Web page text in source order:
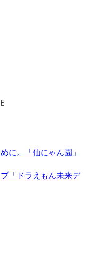
に。「仙にゃん園」
「ドラえもん未来デ